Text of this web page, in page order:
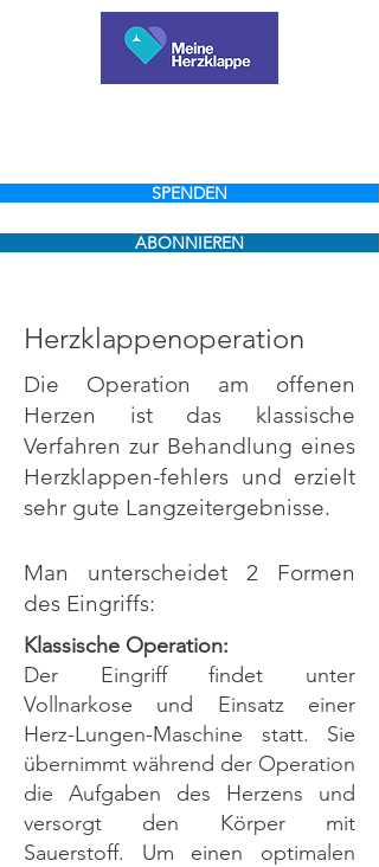
SPENDEN
ABONNIEREN
Herzklappenoperation
Die Operation am offenen
Herzen ist das klassische
Verfahren zur Behandlung eines
Herzklappen-fehlers und erzielt
sehr gute Langzeitergebnisse.
Man unterscheidet 2 Formen
des Eingriffs:
Klassische Operation:
Der Eingriff findet unter
Vollnarkose und Einsatz einer
Herz-Lungen-Maschine statt. Sie
übernimmt während der Operation
die Aufgaben des Herzens und
versorgt den Körper mit
Sauerstoff. Um einen optimalen